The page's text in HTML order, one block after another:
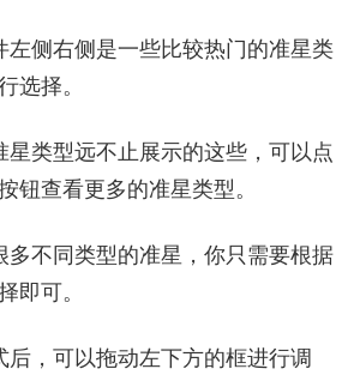
左侧右侧是一些比较热门的准星类
选择。
星类型远不止展示的这些，可以点
钮查看更多的准星类型。
多不同类型的准星，你只需要根据
即可。
后，可以拖动左下方的框进行调